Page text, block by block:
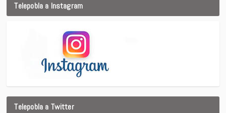
Telepobla a Instagram
Telepobla a Twitter